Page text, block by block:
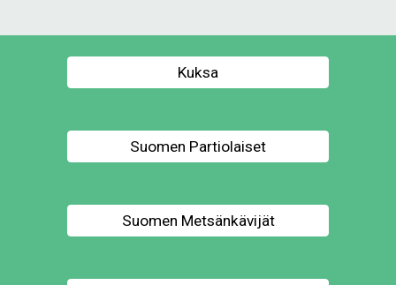
Kuksa
Suomen Partiolaiset
Suomen Metsänkävijät